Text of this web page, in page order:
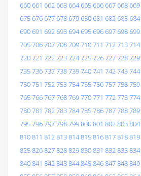
660661 662663664665666667668669
675676677678679680681 682683684
690691 692693694695696697698699
705706707708709710711 712713714
720721 722723724725726727728729
735736737738739740741 742743744
750751 752753754755756757758759
765766767768769770771 772773774
780781 782783784785786787788789
795796797798799800801 802803804
810811 812813814815816817818819
825826827828829830831 832833834
840841 842843844845846847848849